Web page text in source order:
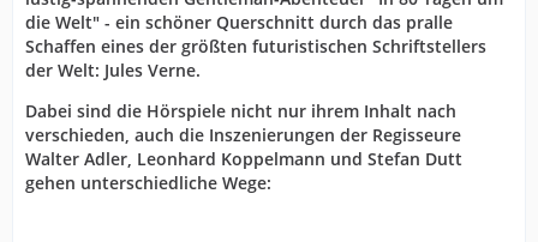
die Welt" - ein schöner Querschnitt durch das pralle
Schaffen eines der größten futuristischen Schriftstellers
der Welt: Jules Verne.
Dabei sind die Hörspiele nicht nur ihrem Inhalt nach
verschieden, auch die Inszenierungen der Regisseure
Walter Adler, Leonhard Koppelmann und Stefan Dutt
gehen unterschiedliche Wege: